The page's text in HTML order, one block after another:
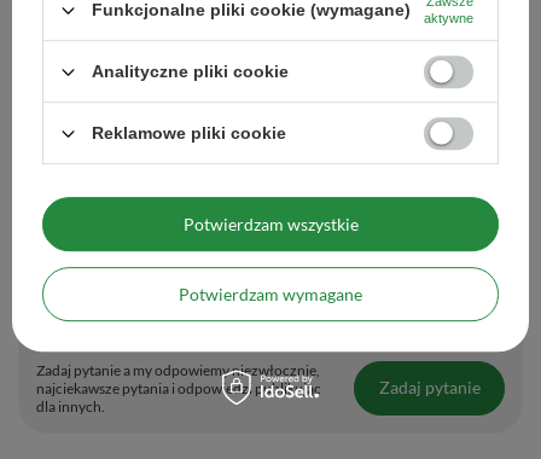
Wycior do bombilli
6,60 zł
(55,98 zł / kg)
Zadaj pytanie a my odpowiemy niezwłocznie,
najciekawsze pytania i odpowiedzi publikując
dla innych.
Zadaj pytanie
Funkcjonalne pliki cookie (wymagane)
aktywne
Analityczne pliki cookie
Reklamowe pliki cookie
Potwierdzam wymagane
Potwierdzam wszystkie